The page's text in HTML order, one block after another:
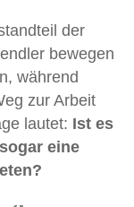
der
bewegen
während
zur Arbeit
lautet: Ist es
eine